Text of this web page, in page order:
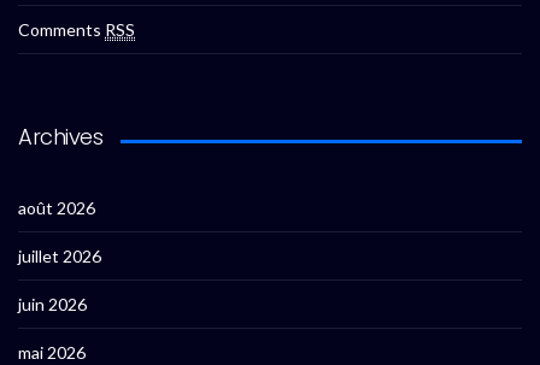
Comments RSS
Archives
août 2026
juillet 2026
juin 2026
mai 2026